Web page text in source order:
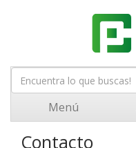
Menú
Contacto